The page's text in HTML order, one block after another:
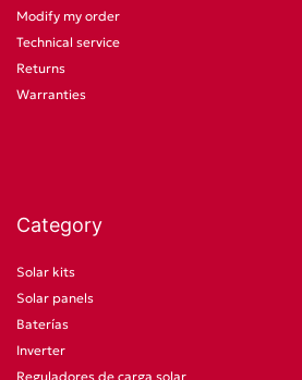
Modify my order
Technical service
Returns
Warranties
Category
Solar kits
Solar panels
Baterías
Inverter
Reguladores de carga solar